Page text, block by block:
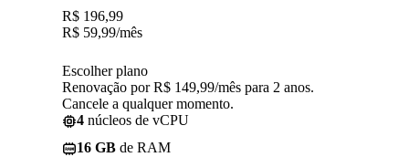
R$ 196,99
R$ 59,99/mês
Escolher plano
Renovação por R$ 149,99/mês para 2 anos.
Cancele a qualquer momento.
4 núcleos de vCPU
16 GB de RAM